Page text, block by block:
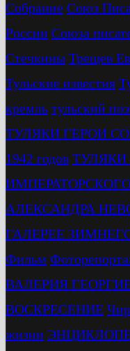
Собрание Союз
России Союза
Стечкины Трещев
Тульские известия
кремль тульский
ТУЛЯКИ ГЕРОИ
1942 годов ТУЛЯКИ
АЛЕКСАНДРА
ГАЛЕРЕЕ
Фильм
ВАЛЕРИЯ
ВОСКРЕСЕНИЕ
жизни